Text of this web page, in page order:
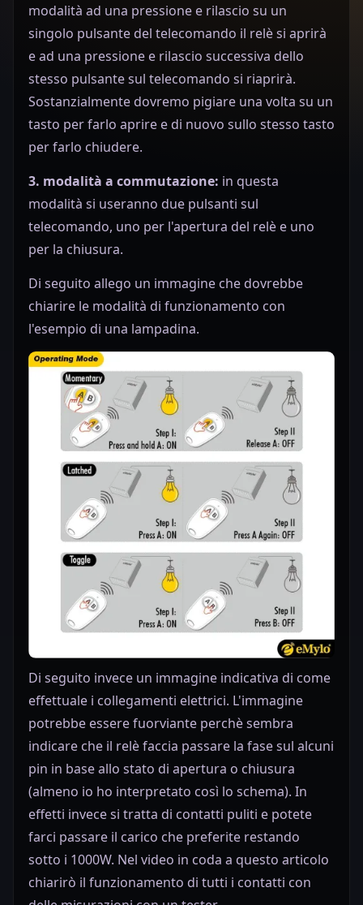
modalità ad una pressione e rilascio su un
singolo pulsante del telecomando il relè si aprirà
e ad una pressione e rilascio successiva dello
stesso pulsante sul telecomando si riaprirà.
Sostanzialmente dovremo pigiare una volta su un
tasto per farlo aprire e di nuovo sullo stesso tasto
per farlo chiudere.
3. modalità a commutazione: in questa
modalità si useranno due pulsanti sul
telecomando, uno per l'apertura del relè e uno
per la chiusura.
Di seguito allego un immagine che dovrebbe
chiarire le modalità di funzionamento con
l'esempio di una lampadina.
Di seguito invece un immagine indicativa di come
effettuale i collegamenti elettrici. L'immagine
potrebbe essere fuorviante perchè sembra
indicare che il relè faccia passare la fase sul alcuni
pin in base allo stato di apertura o chiusura
(almeno io ho interpretato così lo schema). In
effetti invece si tratta di contatti puliti e potete
farci passare il carico che preferite restando
sotto i 1000W. Nel video in coda a questo articolo
chiarirò il funzionamento di tutti i contatti con